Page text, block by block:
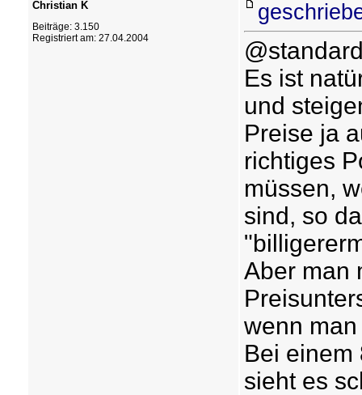
Christian K
Beiträge: 3.150
Registriert am: 27.04.2004
Es ist
und
Preise ja
richtiges
müssen,
sind, so
Aber man
wenn
Bei einem
sieht es